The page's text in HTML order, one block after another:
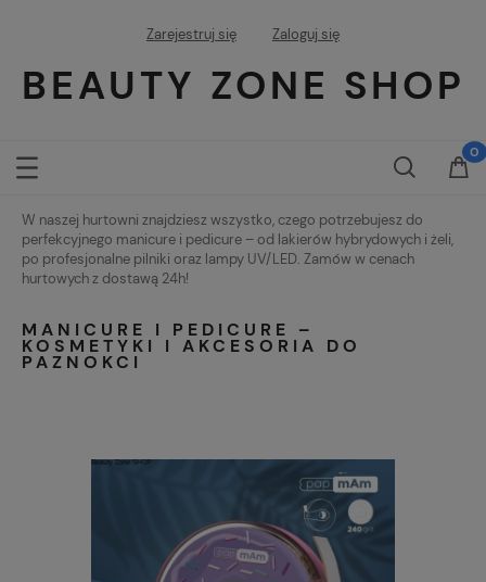
Zarejestruj się Zaloguj się
BEAUTY ZONE SHOP
W naszej hurtowni znajdziesz wszystko, czego potrzebujesz do
perfekcyjnego manicure i pedicure – od lakierów hybrydowych i żeli,
po profesjonalne pilniki oraz lampy UV/LED. Zamów w cenach
hurtowych z dostawą 24h!
MANICURE I PEDICURE –
KOSMETYKI I AKCESORIA DO
PAZNOKCI